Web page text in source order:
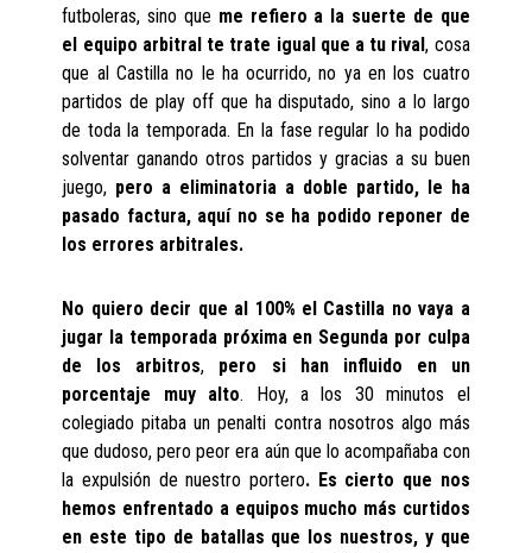
futboleras, sino que me refiero a la suerte de que
el equipo arbitral te trate igual que a tu rival, cosa
que al Castilla no le ha ocurrido, no ya en los cuatro
partidos de play off que ha disputado, sino a lo largo
de toda la temporada. En la fase regular lo ha podido
solventar ganando otros partidos y gracias a su buen
juego, pero a eliminatoria a doble partido, le ha
pasado factura, aquí no se ha podido reponer de
los errores arbitrales.
No quiero decir que al 100% el Castilla no vaya a
jugar la temporada próxima en Segunda por culpa
de los arbitros, pero si han influido en un
porcentaje muy alto. Hoy, a los 30 minutos el
colegiado pitaba un penalti contra nosotros algo más
que dudoso, pero peor era aún que lo acompañaba con
la expulsión de nuestro portero. Es cierto que nos
hemos enfrentado a equipos mucho más curtidos
en este tipo de batallas que los nuestros, y que